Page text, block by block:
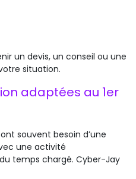
un devis, un conseil ou une
situation.
adaptées au 1er
souvent besoin d’une
une activité
temps chargé. Cyber-Jay